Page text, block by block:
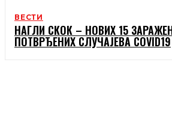
ВЕСТИ
НАГЛИ СКОК – НОВИХ 15
ПОТВРЂЕНИХ СЛУЧАЈЕВА COVID19